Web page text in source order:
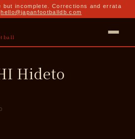
but incomplete. Corrections and errata
hello@japanfootballdb.com
Hideto